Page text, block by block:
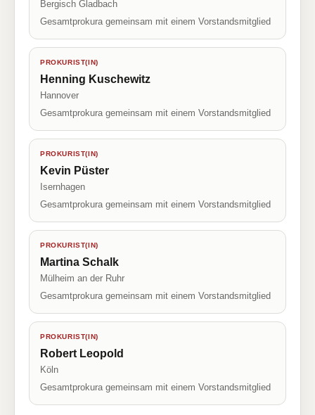
Bergisch Gladbach
Gesamtprokura gemeinsam mit einem Vorstandsmitglied
PROKURIST(IN)
Henning Kuschewitz
Hannover
Gesamtprokura gemeinsam mit einem Vorstandsmitglied
PROKURIST(IN)
Kevin Püster
Isernhagen
Gesamtprokura gemeinsam mit einem Vorstandsmitglied
PROKURIST(IN)
Martina Schalk
Mülheim an der Ruhr
Gesamtprokura gemeinsam mit einem Vorstandsmitglied
PROKURIST(IN)
Robert Leopold
Köln
Gesamtprokura gemeinsam mit einem Vorstandsmitglied